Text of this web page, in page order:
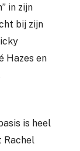
in zijn
bij zijn
Hazes en
is heel
Rachel